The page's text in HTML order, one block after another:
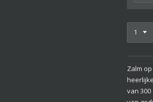
Zalm
van